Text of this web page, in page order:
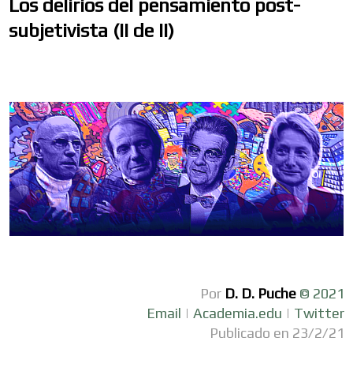
Los delirios del pensamiento post-
subjetivista (II de II)
Por D. D. Puche © 2021
Email | Academia.edu | Twitter
Publicado en 23/2/21